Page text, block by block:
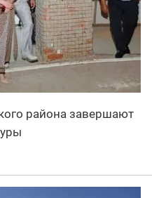
района завершают